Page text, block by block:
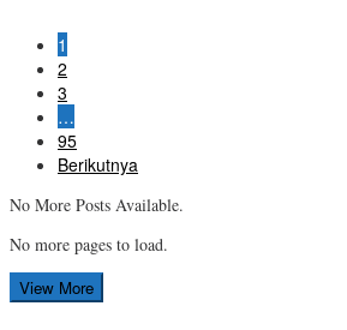
1
2
3
…
95
Berikutnya
No More Posts Available.
No more pages to load.
View More